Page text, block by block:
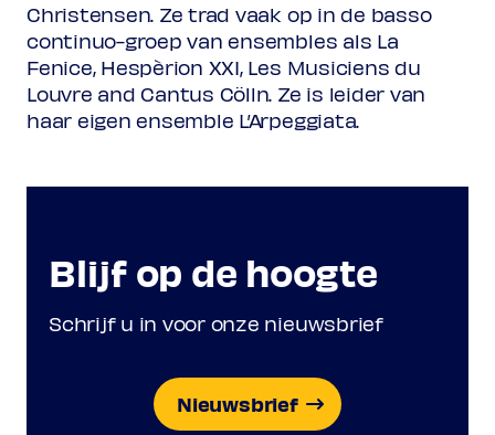
Francesco Cavalli / arr. Christina Pluhar
Cor mio
(uit:La Calisto)
Presso l’onde tranquillo
Luigi Rossi
Fantaisie Les pleurs d'Orphée aÿant perdu
(uit:L’Orfeo , 1647)
Antonio Sartorio / arr. Christina
Christensen. Ze trad vaak op in de basso
continuo-groep van ensembles als La
Fenice, Hespèrion XXI, Les Musiciens du
Louvre and Cantus Cölln. Ze is leider van
haar eigen ensemble L’Arpeggiata.
Blijf op de hoogte
Schrijf u in voor onze nieuwsbrief
Nieuwsbrief